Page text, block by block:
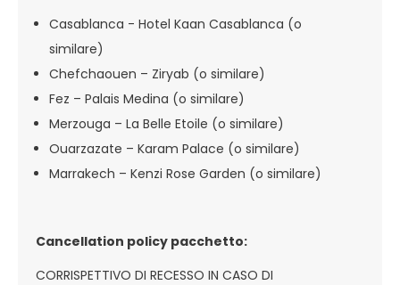
Casablanca - Hotel Kaan Casablanca (o
similare)
Chefchaouen – Ziryab (o similare)
Fez – Palais Medina (o similare)
Merzouga – La Belle Etoile (o similare)
Ouarzazate – Karam Palace (o similare)
Marrakech – Kenzi Rose Garden (o similare)
Cancellation policy pacchetto:
CORRISPETTIVO DI RECESSO IN CASO DI